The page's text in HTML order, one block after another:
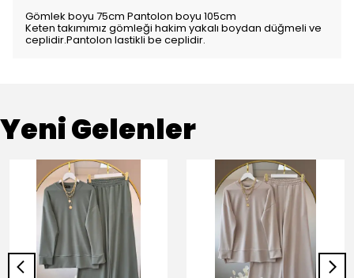
Gömlek boyu 75cm Pantolon boyu 105cm
Keten takımımız gömleği hakim yakalı boydan düğmeli ve
ceplidir.Pantolon lastikli be ceplidir.
Yeni Gelenler